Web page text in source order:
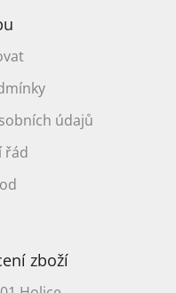
údajů
řád
zboží